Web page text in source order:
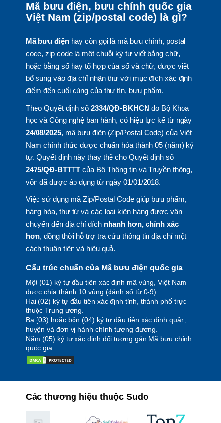
Mã bưu điện, bưu chính quốc gia
Việt Nam (zip/postal code) là gì?
Mã bưu điệnhay còn gọi là mã bưu chính, postal
code, zip code là một chuỗi ký tự viết bằng chữ,
hoặc bằng số hay tổ hợp của số và chữ, được viết
bổ sung vào địa chỉ nhận thư với mục đích xác định
điểm đến cuối cùng của thư tín, bưu phẩm.
Theo Quyết định số 2334/QĐ-BKHCN do Bộ Khoa
học và Công nghệ ban hành, có hiệu lực kể từ ngày
24/08/2025, mã bưu điện (Zip/Postal Code) của Việt
Nam chính thức được chuẩn hóa thành 05 (năm) ký
tự. Quyết định này thay thế cho Quyết định số
2475/QĐ-BTTTTcủa Bộ Thông tin và Truyền thông,
vốn đã được áp dụng từ ngày 01/01/2018.
Việc sử dụng mã Zip/Postal Code giúp bưu phẩm,
hàng hóa, thư từ và các loại kiện hàng được vận
chuyển đến địa chỉ đích nhanh hơn, chính xác
hơn, đồng thời hỗ trợ tra cứu thông tin địa chỉ một
cách thuận tiện và hiệu quả.
Cấu trúc chuẩn của Mã bưu điện quốc gia
Một (01) ký tự đầu tiên xác định mã vùng, Việt Nam
được chia thành 10 vùng (đánh số từ 0-9).
Hai (02) ký tự đầu tiên xác định tỉnh, thành phố trực
thuộc Trung ương.
Ba (03) hoặc bốn (04) ký tự đầu tiên xác định quận,
huyện và đơn vị hành chính tương đương.
Năm (05) ký tự xác định đối tượng gán Mã bưu chính
quốc gia.
Các thương hiệu thuộc Sudo